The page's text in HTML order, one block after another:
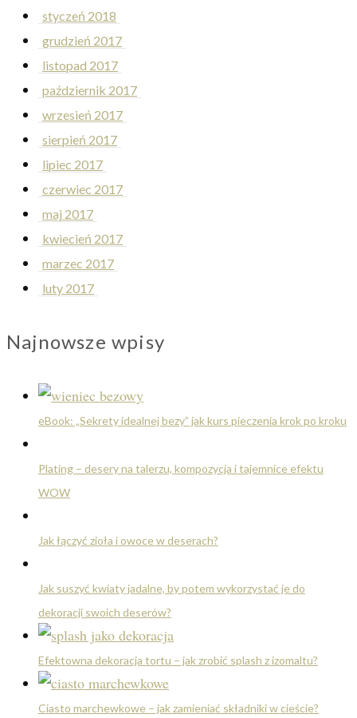
styczeń 2018
grudzień 2017
listopad 2017
październik 2017
wrzesień 2017
sierpień 2017
lipiec 2017
czerwiec 2017
maj 2017
kwiecień 2017
marzec 2017
luty 2017
Najnowsze wpisy
eBook: „Sekrety idealnej bezy” jak kurs pieczenia krok po kroku
Plating – desery na talerzu, kompozycja i tajemnice efektu
WOW
Jak łączyć zioła i owoce w deserach?
Jak suszyć kwiaty jadalne, by potem wykorzystać je do
dekoracji swoich deserów?
Efektowna dekoracja tortu – jak zrobić splash z izomaltu?
Ciasto marchewkowe – jak zamieniać składniki w cieście?